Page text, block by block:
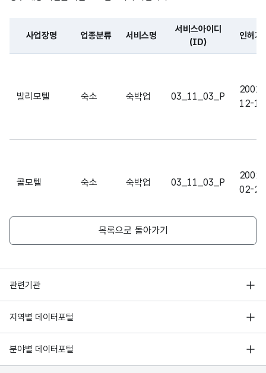
사업장명 업종분류 서비스명
서비스아이디
(ID)
인허가
발리모텔 숙소 숙박업 03_11_03_P
2001-
12-18
콜모텔 숙소 숙박업 03_11_03_P
2002-
02-22
와와모텔 숙소 숙박업 03_11_03_P
로즈모텔
1996-
목록으로 돌아가기
관련기관
행정안전부
한국지능정보사회진흥원
국가정보자원관리원
지역별 데이터포털
서울 열린데이터광장
경기데이터드림
분야별 데이터포털
기상자료개방포털
국토교통부 공간정보오픈플랫폼